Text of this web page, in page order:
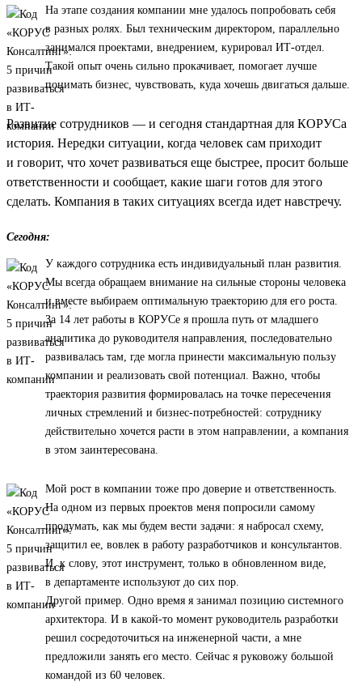
На этапе создания компании мне удалось попробовать себя
в разных ролях. Был техническим директором, параллельно
занимался проектами, внедрением, курировал ИТ-отдел.
Такой опыт очень сильно прокачивает, помогает лучше
понимать бизнес, чувствовать, куда хочешь двигаться дальше.
Развитие сотрудников — и сегодня стандартная для КОРУСа
история. Нередки ситуации, когда человек сам приходит
и говорит, что хочет развиваться еще быстрее, просит больше
ответственности и сообщает, какие шаги готов для этого
сделать. Компания в таких ситуациях всегда идет навстречу.
Сегодня:
У каждого сотрудника есть индивидуальный план развития.
Мы всегда обращаем внимание на сильные стороны человека
и вместе выбираем оптимальную траекторию для его роста.
За 14 лет работы в КОРУСе я прошла путь от младшего
аналитика до руководителя направления, последовательно
развивалась там, где могла принести максимальную пользу
компании и реализовать свой потенциал. Важно, чтобы
траектория развития формировалась на точке пересечения
личных стремлений и бизнес-потребностей: сотруднику
действительно хочется расти в этом направлении, а компания
в этом заинтересована.
Мой рост в компании тоже про доверие и ответственность.
На одном из первых проектов меня попросили самому
продумать, как мы будем вести задачи: я набросал схему,
защитил ее, вовлек в работу разработчиков и консультантов.
И, к слову, этот инструмент, только в обновленном виде,
в департаменте используют до сих пор.
Другой пример. Одно время я занимал позицию системного
архитектора. И в какой-то момент руководитель разработки
решил сосредоточиться на инженерной части, а мне
предложили занять его место. Сейчас я руковожу большой
командой из 60 человек.